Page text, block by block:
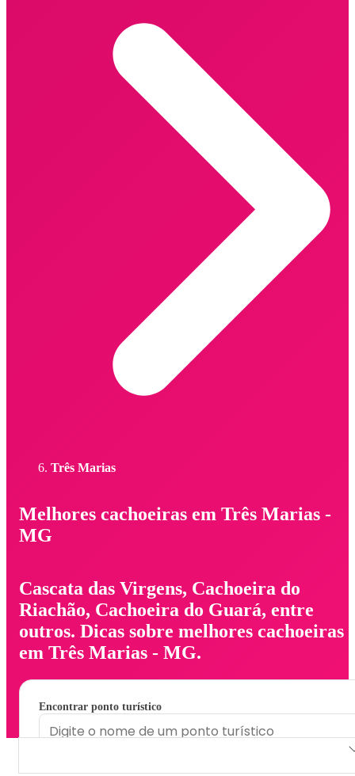
Três Marias
Melhores cachoeiras em Três Marias -
MG
Cascata das Virgens, Cachoeira do
Riachão, Cachoeira do Guará, entre
outros. Dicas sobre melhores cachoeiras
em Três Marias - MG.
Encontrar ponto turístico